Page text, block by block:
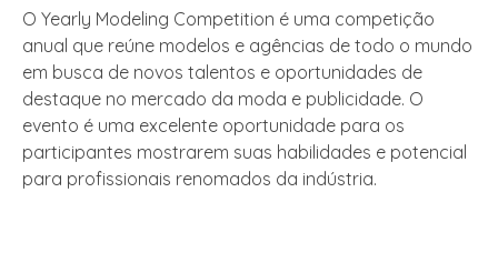
O Yearly Modeling Competition é uma competição
anual que reúne modelos e agências de todo o mundo
em busca de novos talentos e oportunidades de
destaque no mercado da moda e publicidade. O
evento é uma excelente oportunidade para os
participantes mostrarem suas habilidades e potencial
para profissionais renomados da indústria.